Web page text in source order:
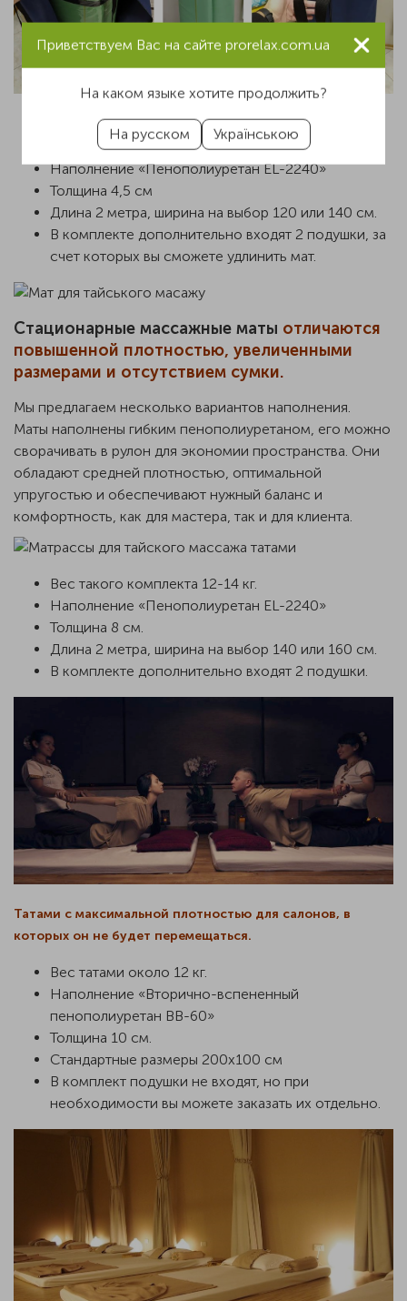
Рулон в собранном виде примерно 120х50 см.
Вес такого комплекта около 7 кг.
Наполнение «Пенополиуретан EL-2240»
Толщина 4,5 см
Длина 2 метра, ширина на выбор 120 или 140 см.
В комплекте дополнительно входят 2 подушки, за
счет которых вы сможете удлинить мат.
Стационарные массажные маты отличаются
повышенной плотностью, увеличенными
размерами и отсутствием сумки.
Мы предлагаем несколько вариантов наполнения.
Маты наполнены гибким пенополиуретаном, его можно
сворачивать в рулон для экономии пространства. Они
обладают средней плотностью, оптимальной
упругостью и обеспечивают нужный баланс и
комфортность, как для мастера, так и для клиента.
Вес такого комплекта 12-14 кг.
Наполнение «Пенополиуретан EL-2240»
Толщина 8 см.
Длина 2 метра, ширина на выбор 140 или 160 см.
В комплекте дополнительно входят 2 подушки.
Татами с максимальной плотностью для салонов, в
которых он не будет перемещаться.
Вес татами около 12 кг.
Наполнение «Вторично-вспененный
пенополиуретан BB-60»
Толщина 10 см.
Стандартные размеры 200х100 см
В комплект подушки не входят, но при
необходимости вы можете заказать их отдельно.
Приветствуем Вас на сайте prorelax.com.ua
На каком языке хотите продолжить?
На русском Українською